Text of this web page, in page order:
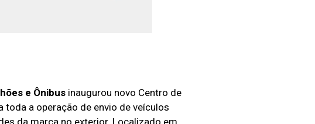
e Ônibus inaugurou novo Centro de
toda a operação de envio de veículos
da marca no exterior. Localizado em